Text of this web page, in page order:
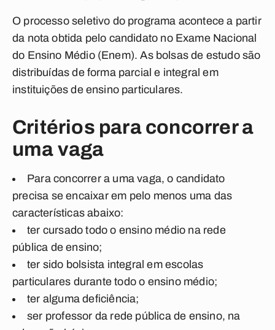
O processo seletivo do programa acontece a partir
da nota obtida pelo candidato no Exame Nacional
do Ensino Médio (Enem). As bolsas de estudo são
distribuídas de forma parcial e integral em
instituições de ensino particulares.
Critérios para concorrer a
uma vaga
Para concorrer a uma vaga, o candidato
precisa se encaixar em pelo menos uma das
características abaixo:
ter cursado todo o ensino médio na rede
pública de ensino;
ter sido bolsista integral em escolas
particulares durante todo o ensino médio;
ter alguma deficiência;
ser professor da rede pública de ensino, na